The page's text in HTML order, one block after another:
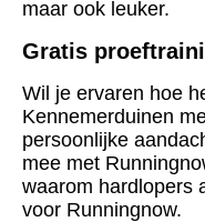
maar ook leuker.
Gratis
Wil je ervaren hoe
Kennemerduinen
persoonlijke
mee met
waarom hardlopers
voor Runningnow.